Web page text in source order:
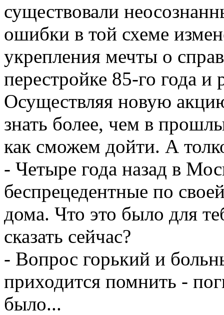
существовали
ошибки в той схеме
укрепления мечты о
перестройке 85-го года
Осуществляя новую
знать более, чем в
как сможем дойти. А
- Четыре года назад в
беспрецедентные по
дома. Что это было для
сказать сейчас?
- Вопрос горький и
приходится помнить -
было...